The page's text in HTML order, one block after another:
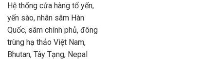
Hệ thống cửa hàng tổ yến,
yến sào, nhân sâm Hàn
Quốc, sâm chính phủ, đông
trùng hạ thảo Việt Nam,
Bhutan, Tây Tạng, Nepal